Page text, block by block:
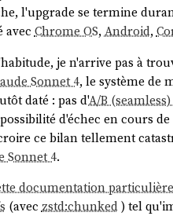
coreos:~$
on / type overlay
l'upgrade se termine
avecChrome OS,Android,
je n'arrive pas à
Sonnet 4, le système de
daté : pas d'A/B
d'échec en cours
ce bilan tellement
Sonnet 4.
documentation
(aveczstd:chunked) tel